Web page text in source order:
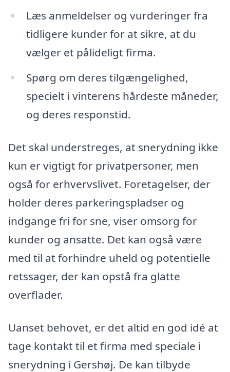
Læs anmeldelser og vurderinger fra
tidligere kunder for at sikre, at du
vælger et pålideligt firma.
Spørg om deres tilgængelighed,
specielt i vinterens hårdeste måneder,
og deres responstid.
Det skal understreges, at snerydning ikke
kun er vigtigt for privatpersoner, men
også for erhvervslivet. Foretagelser, der
holder deres parkeringspladser og
indgange fri for sne, viser omsorg for
kunder og ansatte. Det kan også være
med til at forhindre uheld og potentielle
retssager, der kan opstå fra glatte
overflader.
Uanset behovet, er det altid en god idé at
tage kontakt til et firma med speciale i
snerydning i Gershøj. De kan tilbyde